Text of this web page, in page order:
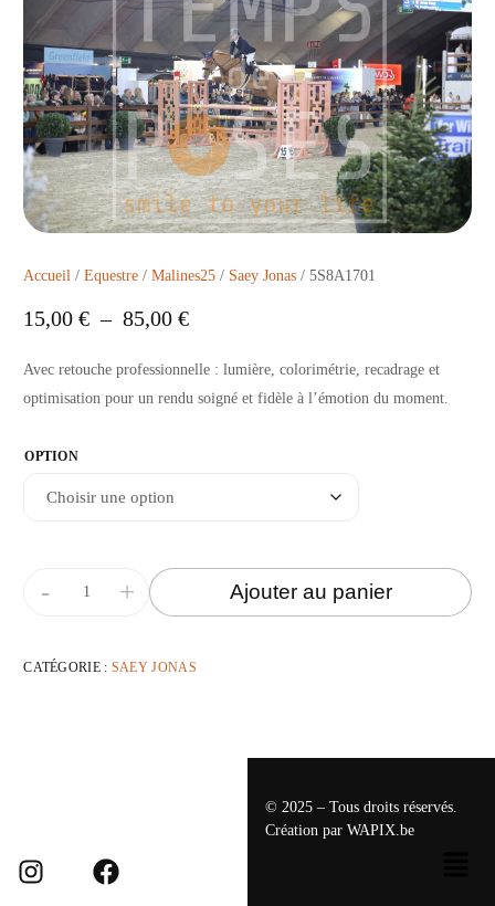
Accueil /Equestre /Malines25 / Saey Jonas / 5S8A1701
15,00€ – 85,00€
Avec retouche professionnelle : lumière, colorimétrie, recadrage et
optimisation pour un rendu soigné et fidèle à l’émotion du moment.
OPTION
+
- Ajouter au panier
CATÉGORIE : SAEY JONAS
© 2025 – Tous droits réservés.
Création par WAPIX.be